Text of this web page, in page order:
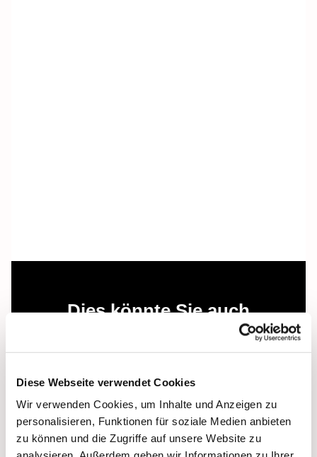
Diese Webseite verwendet Cookies
Wir verwenden Cookies, um Inhalte und Anzeigen zu
personalisieren, Funktionen für soziale Medien anbieten
zu können und die Zugriffe auf unsere Website zu
Dies könnte Sie auch